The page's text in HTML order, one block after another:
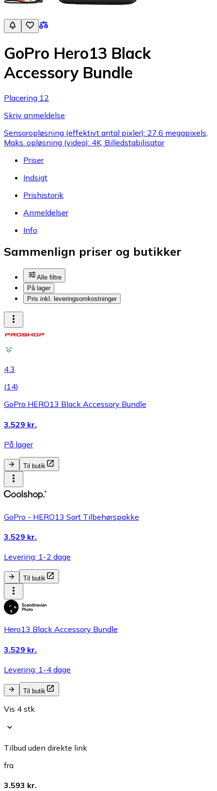
GoPro Hero13 Black
Accessory Bundle
Placering 12
Skriv anmeldelse
Sensoropløsning (effektivt antal pixler): 27.6 megapixels,
Maks. opløsning (video): 4K, Billedstabilisator
Priser
Indsigt
Prishistorik
Anmeldelser
Info
Sammenlign priser og butikker
Alle filtre
På lager
Pris inkl. leveringsomkostninger
4.3
(14)
GoPro HERO13 Black Accessory Bundle
3.529 kr.
På lager
Til butik
GoPro - HERO13 Sort Tilbehørspakke
3.529 kr.
Levering: 1-2 dage
Til butik
Hero13 Black Accessory Bundle
3.529 kr.
Levering: 1-4 dage
Til butik
Vis 4 stk
Tilbud uden direkte link
fra
3.593 kr.